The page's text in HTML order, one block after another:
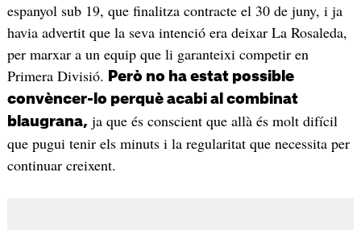
espanyol sub 19, que finalitza contracte el 30 de juny, i ja
havia advertit que la seva intenció era deixar La Rosaleda,
per marxar a un equip que li garanteixi competir en
Primera Divisió.
Però no ha estat possible
convèncer-lo perquè acabi al combinat
blaugrana, ja que és conscient que allà és molt difícil
que pugui tenir els minuts i la regularitat que necessita per
continuar creixent.